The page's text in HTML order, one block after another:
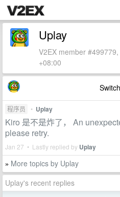
Uplay
V2EX member
+08:00
程序员 • Uplay
Kiro 是不是炸了， An
please retry.
Jan 27 • Lastly replied by Uplay
» More topics by Uplay
Uplay's recent replies